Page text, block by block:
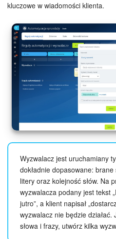
kluczowe w wiadomości klienta.
Wyzwalacz jest uruchamiany
dokładnie dopasowane:
litery oraz kolejność słów. Na
wyzwalacza podany jest tekst
jutro”, a klient napisał
wyzwalacz nie będzie
słowa i frazy, utwórz kilka